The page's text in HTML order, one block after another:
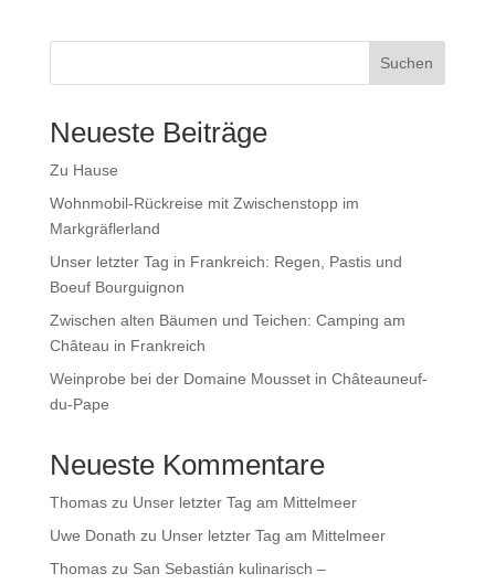
Suchen
Neueste Beiträge
Zu Hause
Wohnmobil-Rückreise mit Zwischenstopp im
Markgräflerland
Unser letzter Tag in Frankreich: Regen, Pastis und
Boeuf Bourguignon
Zwischen alten Bäumen und Teichen: Camping am
Château in Frankreich
Weinprobe bei der Domaine Mousset in Châteauneuf-
du-Pape
Neueste Kommentare
Thomaszu Unser letzter Tag am Mittelmeer
Uwe Donath zu Unser letzter Tag am Mittelmeer
Thomaszu San Sebastián kulinarisch –